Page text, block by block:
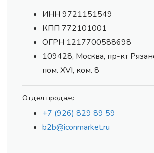
ИНН 9721151549
КПП 772101001
ОГРН 1217700588698
109428, Москва, пр-кт
пом. XVI, ком. 8
Отдел продаж:
+7 (926) 829 89 59
b2b@iconmarket.ru